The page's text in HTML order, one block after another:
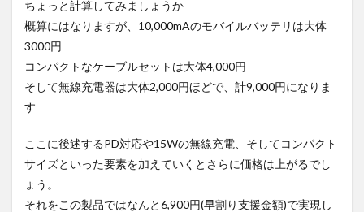
ちょっと計算してみましょうか
概算にはなりますが、10,000mAのモバイルバッテリは大体
3000円
コンパクトなケーブルセットは大体4,000円
そして無線充電器は大体2,000円ほどで、計9,000円になりま
す
ここに後述するPD対応や15Wの無線充電、そしてコンパクト
サイズといった要素を加えていくとさらに価格は上がるでし
ょう。
それをこの製品ではなんと6,900円(早割り支援金額)で実現し